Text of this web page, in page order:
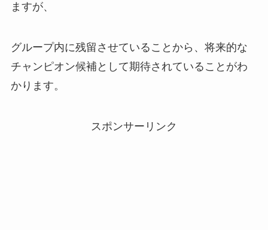
ますが、
グループ内に残留させていることから、将来的な
チャンピオン候補として期待されていることがわ
かります。
スポンサーリンク